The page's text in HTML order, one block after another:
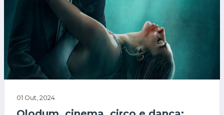
01 Out, 2024